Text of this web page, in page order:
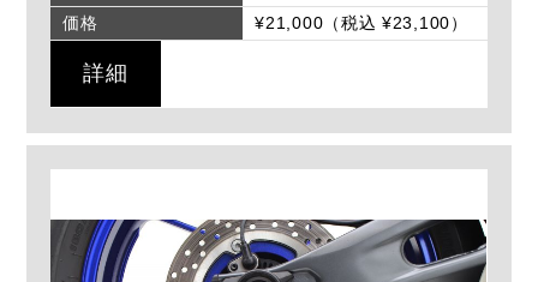
価格
¥21,000（税込 ¥23,100）
詳細